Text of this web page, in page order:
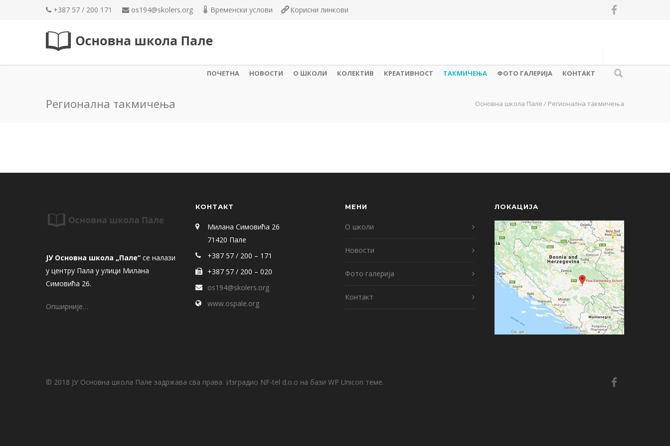
+387 57 / 200 171 os194@skolers.org Временски услови Корисни линкови
ПОЧЕТНА НОВОСТИ О ШКОЛИ КОЛЕКТИВ КРЕАТИВНОСТ ТАКМИЧЕЊА ФОТО ГАЛЕРИЈА КОНТАКТ
Регионална такмичења Основна школа Пале / Регионална такмичења
ЈУ Основна школа „Пале“ се налази
у центру Пала у улици Милана
Симовића 26.
Опширније…
КОНТАКТ
Милана Симовића 26
71420 Пале
+387 57 / 200 – 171
+387 57 / 200 – 020
os194@skolers.org
www.ospale.org
МЕНИ
О школи
Новости
Фото галерија
Контакт
ЛОКАЦИЈА
© 2018 ЈУ Основна школа Пале задржава сва права. Изградио NF-tel d.o.o на бази WP Unicon теме.